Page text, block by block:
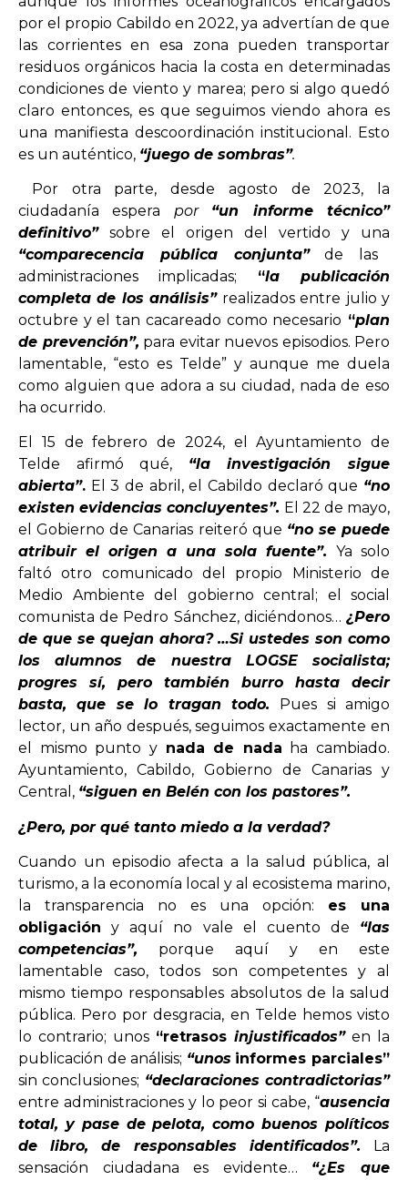
por el propio Cabildo en 2022, ya advertían de que
las corrientes en esa zona pueden transportar
residuos orgánicos hacia la costa en determinadas
condiciones de viento y marea; pero si algo quedó
claro entonces, es que seguimos viendo ahora es
una manifiesta descoordinación institucional. Esto
es un auténtico, “juego de sombras”.
Por otra parte, desde agosto de 2023, la
ciudadanía espera por “un informe técnico”
definitivo”sobre el origen del vertido y una
“comparecencia pública conjunta”de las
administraciones implicadas; “la publicación
completa de los análisis”realizados entre julio y
octubre y el tan cacareado como necesario “plan
de prevención”, para evitar nuevos episodios. Pero
lamentable, “esto es Telde” y aunque me duela
como alguien que adora a su ciudad, nada de eso
ha ocurrido.
El 15 de febrero de 2024, el Ayuntamiento de
Telde afirmó qué, “la investigación sigue
abierta”. El 3 de abril, el Cabildo declaró que “no
existen evidencias concluyentes”. El 22 de mayo,
el Gobierno de Canarias reiteró que “no se puede
atribuir el origen a una sola fuente”. Ya solo
faltó otro comunicado del propio Ministerio de
Medio Ambiente del gobierno central; el social
comunista de Pedro Sánchez, diciéndonos… ¿Pero
de que se quejan ahora? …Si ustedes son como
los alumnos de nuestra LOGSE socialista;
progres sí, pero también burro hasta decir
basta, que se lo tragan todo.
Pues si amigo
lector, un año después, seguimos exactamente en
el mismo punto y nada de nada ha cambiado.
Ayuntamiento, Cabildo, Gobierno de Canarias y
Central, “siguen en Belén con los pastores”.
¿Pero, por qué tanto miedo a la verdad?
Cuando un episodio afecta a la salud pública, al
turismo, a la economía local y al ecosistema marino,
la transparencia no es una opción: es una
obligación y aquí no vale el cuento de “las
competencias”, porque aquí y en este
lamentable caso, todos son competentes y al
mismo tiempo responsables absolutos de la salud
pública. Pero por desgracia, en Telde hemos visto
lo contrario; unos “retrasos injustificados”en la
publicación de análisis; “unos informes parciales”
sin conclusiones; “declaraciones contradictorias”
entre administraciones y lo peor si cabe, “ausencia
total, y pase de pelota, como buenos políticos
de libro, de responsables identificados”. La
sensación ciudadana es evidente… “¿Es que